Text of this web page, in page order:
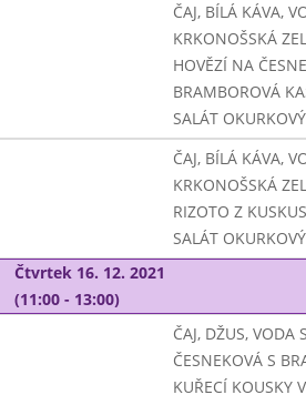
ČAJ, BÍLÁ KÁVA,
KRKONOŠSKÁ
HOVĚZÍ NA
BRAMBOROVÁ
SALÁT
ČAJ, BÍLÁ KÁVA,
KRKONOŠSKÁ
RIZOTO Z
SALÁT
Čtvrtek 16. 12. 2021
(11:00 - 13:00)
ČAJ, DŽUS, VODA
ČESNEKOVÁ S
KUŘECÍ KOUSKY